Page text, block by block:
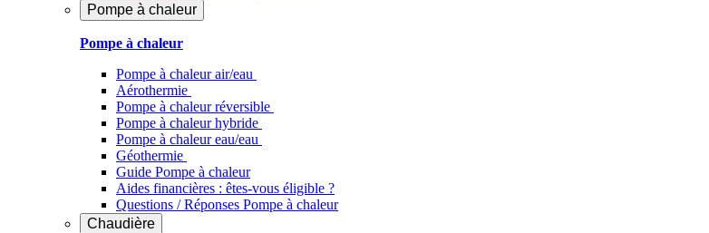
Pompe à chaleur
Pompe à chaleur
Pompe à chaleur air/eau
Aérothermie
Pompe à chaleur réversible
Pompe à chaleur hybride
Pompe à chaleur​ eau/eau
Géothermie
Guide Pompe à chaleur
Aides financières : êtes-vous éligible ?
Questions / Réponses Pompe à chaleur
Chaudière